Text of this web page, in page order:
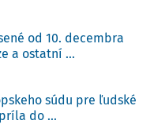
od 10. decembra
a ostatní ...
súdu pre ľudské
do ...